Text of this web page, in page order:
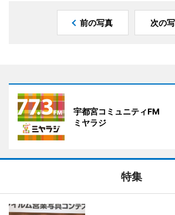
前の写真 次の
宇都宮コミュニティFM
ミヤラジ
特集